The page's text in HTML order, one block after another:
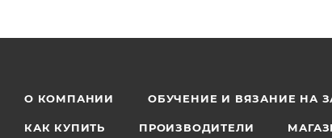
О КОМПАНИИ ОБУЧЕНИЕ И ВЯЗАНИЕ НА
КАК КУПИТЬ ПРОИЗВОДИТЕЛИ